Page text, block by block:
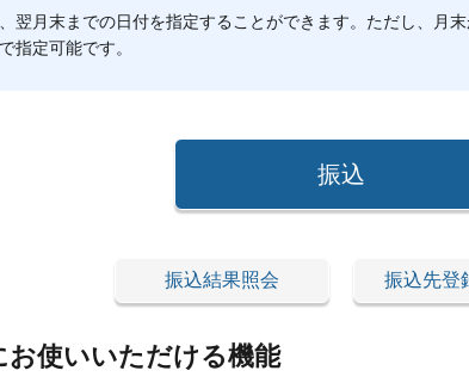
翌月末までの日付を指定することができます。ただし、月
指定可能です。
振込
振込結果照会 振込先登
お使いいただける機能